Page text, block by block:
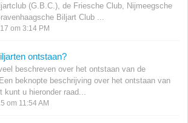
(G.B.C.), de Friesche Club, Nijmeegsche
Biljart Club ...
om 3:14 PM
ontstaan?
beschreven over het ontstaan van de
beknopte beschrijving over het ontstaan van
kunt u hieronder raad...
om 11:54 AM